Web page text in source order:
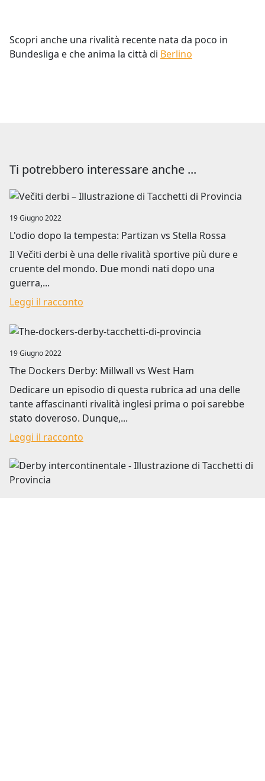
Scopri anche una rivalità recente nata da poco in
Bundesliga e che anima la città di Berlino
Ti potrebbero interessare anche ...
Image
19 Giugno 2022
L'odio dopo la tempesta: Partizan vs Stella Rossa
Il Večiti derbi è una delle rivalità sportive più dure e
cruente del mondo. Due mondi nati dopo una
guerra,...
Leggi il racconto
Image
19 Giugno 2022
The Dockers Derby: Millwall vs West Ham
Dedicare un episodio di questa rubrica ad una delle
tante affascinanti rivalità inglesi prima o poi sarebbe
stato doveroso. Dunque,...
Leggi il racconto
Image